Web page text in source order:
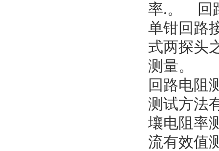
率.。 回
单钳回路
式两探头
测量。
回路电阻
测试方法
壤电阻率
流有效值